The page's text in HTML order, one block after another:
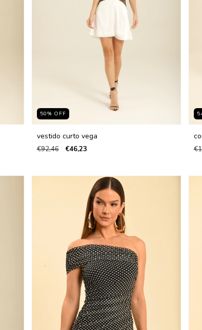
50% OFF
vestido curto vega
€92,46 €46,23